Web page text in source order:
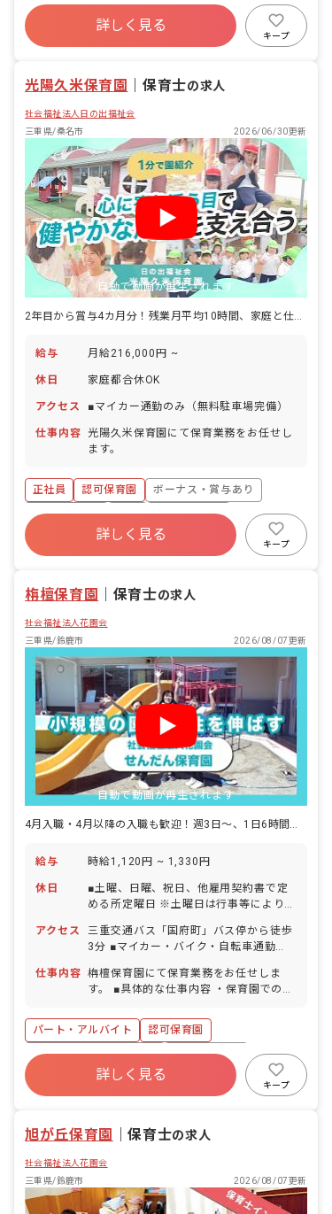
社会保険完備
有給
福利厚生充実
残業少なめ
昇給昇進あり
詳しく見る
キープ
光陽久米保育園 ｜保育士の求人
社会福祉法人日の出福祉会
三重県/桑名市
2026/06/30更新
自動で動画が再生されます
給与 月給216,000円 ~
休日 家庭都合休OK
アクセス ■マイカー通勤のみ（無料駐車場完備）
仕事内容
光陽久米保育園にて保育業務をお任せし
ます。
正社員 認可保育園
ボーナス・賞与あり
社会保険完備
有給
福利厚生充実
残業少なめ
昇給昇進あり
詳しく見る
キープ
栴檀保育園 保育士の求人
社会福祉法人花園会
三重県/鈴鹿市
2026/08/07更新
自動で動画が再生されます
4月入職・4月以降の入職も歓迎！週3日～、1日6時間～勤務OKです
給与 時給1,120円 ~ 1,330円
休日
■土曜、日曜、祝日、他雇用契約書で定
める所定曜日 ※土曜日は行事等により年
（12/29～1/3） ■有給休暇（法定通り
／取得率93％／5日以上の連休応相談）
■産前産後・育児休暇（取得率100％・
復帰率100％） ■介護・看護休暇 ■特別
やすい職場です お子様の体調不良や行事
による遅刻・早退・欠勤の相談も可
アクセス
三重交通バス「国府町」バス停から徒歩
3分 ■マイカー・バイク・自転車通勤
仕事内容 栴檀保育園にて保育業務をお任せしま
す。 ■具体的な仕事内容 ・保育園での保
び ・給食、お昼寝、トイレのサポート
・保護者との連携（アプリ含む） ・連絡
帳記入、他
パート・アルバイト
認可保育園
寮・住宅・家賃補助あり
社会保険完備
福利厚生充実
退職金制度
詳しく見る
キープ
旭が丘保育園 ｜保育士の求人
社会福祉法人花園会
三重県/鈴鹿市
2026/08/07更新